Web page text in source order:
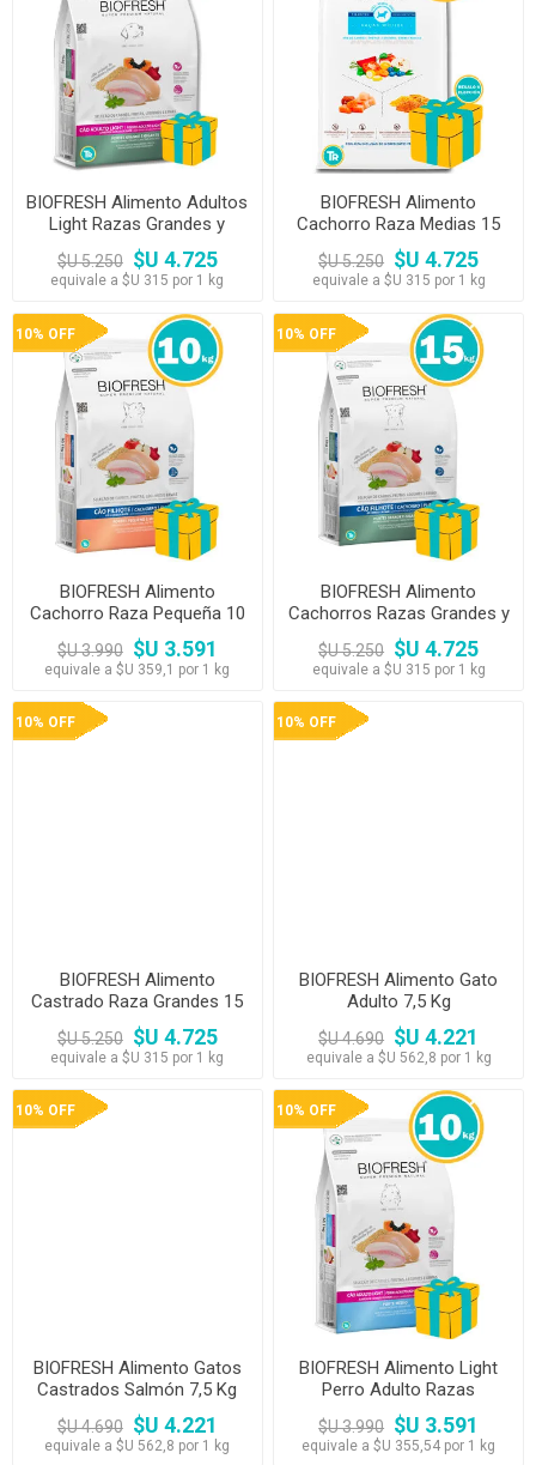
BIOFRESH Alimento Adultos
Light Razas Grandes y
Gigantes 15kg
$U 5.250 $U 4.725
equivale a $U 315 por 1 kg
BIOFRESH Alimento
Cachorro Raza Medias 15
kg
$U 5.250 $U 4.725
equivale a $U 315 por 1 kg
10% OFF
BIOFRESH Alimento
Cachorro Raza Pequeña 10
kg
$U 3.990 $U 3.591
equivale a $U 359,1 por 1 kg
10% OFF
BIOFRESH Alimento
Cachorros Razas Grandes y
Gigantes 15kg
$U 5.250 $U 4.725
equivale a $U 315 por 1 kg
10% OFF
BIOFRESH Alimento
Castrado Raza Grandes 15
Kg
$U 5.250 $U 4.725
equivale a $U 315 por 1 kg
10% OFF
BIOFRESH Alimento Gato
Adulto 7,5 Kg
$U 4.690 $U 4.221
equivale a $U 562,8 por 1 kg
10% OFF
BIOFRESH Alimento Gatos
Castrados Salmón 7,5 Kg
$U 4.690 $U 4.221
equivale a $U 562,8 por 1 kg
10% OFF
BIOFRESH Alimento Light
Perro Adulto Razas
Medianas 10,1 kg
$U 3.990 $U 3.591
equivale a $U 355,54 por 1 kg